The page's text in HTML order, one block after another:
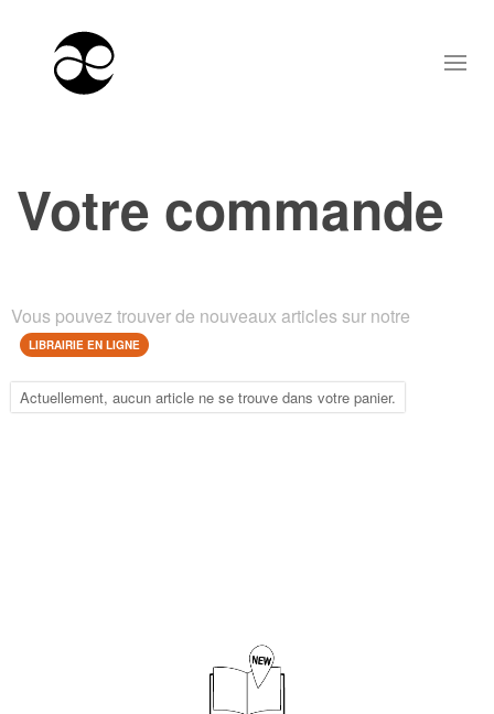
Votre commande
Vous pouvez trouver de nouveaux articles sur notre
LIBRAIRIE EN LIGNE
Actuellement, aucun article ne se trouve dans votre panier.